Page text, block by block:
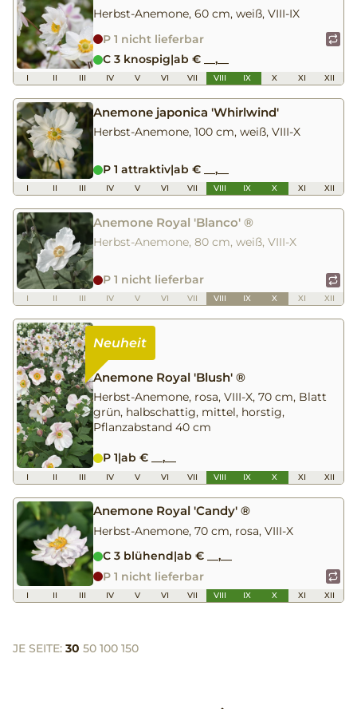
Herbst-Anemone, 60 cm, weiß, VIII-IX
P 1 nicht lieferbar
C 3 knospig|ab € __,__
I II III IV V VI VII VIII IX X XI XII
Anemone japonica 'Whirlwind'
Herbst-Anemone, 100 cm, weiß, VIII-X
P 1 attraktiv|ab € __,__
I II III IV V VI VII VIII IX X XI XII
Anemone Royal 'Blanco' ®
Herbst-Anemone, 80 cm, weiß, VIII-X
P 1 nicht lieferbar
I II III IV V VI VII VIII IX X XI XII
Anemone Royal 'Blush' ®
Herbst-Anemone, rosa, VIII-X, 70 cm, Blatt
grün, halbschattig, mittel, horstig,
Pflanzabstand 40 cm
P 1|ab € __,__
I II III IV V VI VII VIII IX X XI XII
Anemone Royal 'Candy' ®
Herbst-Anemone, 70 cm, rosa, VIII-X
C 3 blühend|ab € __,__
P 1 nicht lieferbar
I II III IV V VI VII VIII IX X XI XII
JE SEITE: 30 50 100 150